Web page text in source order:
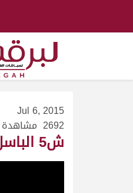
Jul 6, 2015
2692 مشاهدة
ش5 الباسل ملك / ناصر شابل المري – السباق المحلي الرابع 30/11/2009– ثنايا قعدان- التوقيت 13:36:22